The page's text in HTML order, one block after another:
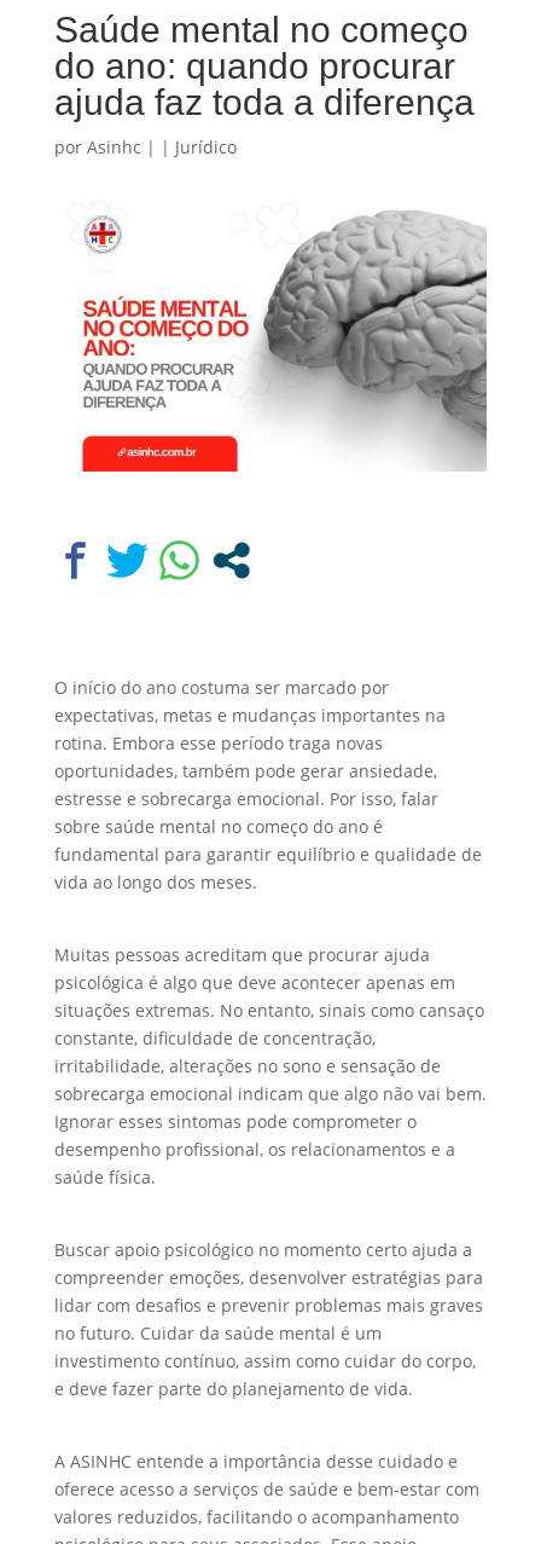
Saúde mental no começo
do ano: quando procurar
ajuda faz toda a diferença
por Asinhc | | Jurídico
O início do ano costuma ser marcado por
expectativas, metas e mudanças importantes na
rotina. Embora esse período traga novas
oportunidades, também pode gerar ansiedade,
estresse e sobrecarga emocional. Por isso, falar
sobre saúde mental no começo do ano é
fundamental para garantir equilíbrio e qualidade de
vida ao longo dos meses.
Muitas pessoas acreditam que procurar ajuda
psicológica é algo que deve acontecer apenas em
situações extremas. No entanto, sinais como cansaço
constante, dificuldade de concentração,
irritabilidade, alterações no sono e sensação de
sobrecarga emocional indicam que algo não vai bem.
Ignorar esses sintomas pode comprometer o
desempenho profissional, os relacionamentos e a
saúde física.
Buscar apoio psicológico no momento certo ajuda a
compreender emoções, desenvolver estratégias para
lidar com desafios e prevenir problemas mais graves
no futuro. Cuidar da saúde mental é um
investimento contínuo, assim como cuidar do corpo,
e deve fazer parte do planejamento de vida.
A ASINHC entende a importância desse cuidado e
oferece acesso a serviços de saúde e bem-estar com
valores reduzidos, facilitando o acompanhamento